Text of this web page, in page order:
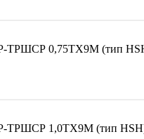
ТРШСР 0,75ТХ9М (тип
ТРШСР 1,0ТХ9М (тип